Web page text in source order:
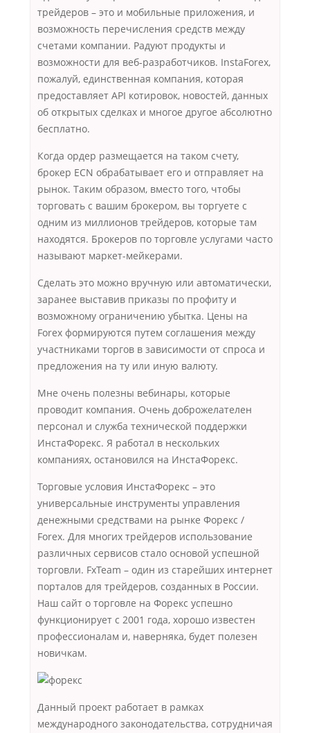
трейдеров – это и мобильные приложения, и
возможность перечисления средств между
счетами компании. Радуют продукты и
возможности для веб-разработчиков. InstaForex,
пожалуй, единственная компания, которая
предоставляет API котировок, новостей, данных
об открытых сделках и многое другое абсолютно
бесплатно.
Когда ордер размещается на таком счету,
брокер ECN обрабатывает его и отправляет на
рынок. Таким образом, вместо того, чтобы
торговать с вашим брокером, вы торгуете с
одним из миллионов трейдеров, которые там
находятся. Брокеров по торговле услугами часто
называют маркет-мейкерами.
Сделать это можно вручную или автоматически,
заранее выставив приказы по профиту и
возможному ограничению убытка. Цены на
Forex формируются путем соглашения между
участниками торгов в зависимости от спроса и
предложения на ту или иную валюту.
Мне очень полезны вебинары, которые
проводит компания. Очень доброжелателен
персонал и служба технической поддержки
ИнстаФорекс. Я работал в нескольких
компаниях, остановился на ИнстаФорекс.
Торговые условия ИнстаФорекс – это
универсальные инструменты управления
денежными средствами на рынке Форекс /
Forex. Для многих трейдеров использование
различных сервисов стало основой успешной
торговли. FxTeam – один из старейших интернет
порталов для трейдеров, созданных в России.
Наш сайт о торговле на Форекс успешно
функционирует с 2001 года, хорошо известен
профессионалам и, наверняка, будет полезен
новичкам.
Данный проект работает в рамках
международного законодательства, сотрудничая